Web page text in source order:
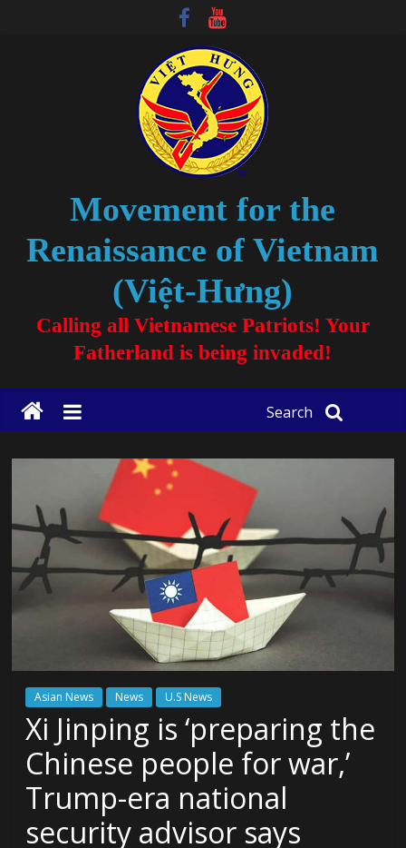
Movement for the
Renaissance of Vietnam
(Việt-Hưng)
Calling all Vietnamese Patriots! Your
Fatherland is being invaded!
Search
Asian News News U.S News
Xi Jinping is ‘preparing the
Chinese people for war,’
Trump-era national
security advisor says